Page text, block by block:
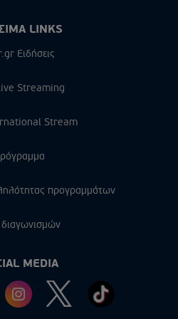
LINKS
Ειδήσεις
Streaming
Stream
προγραμμάτων
MEDIA